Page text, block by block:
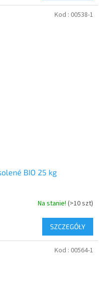
BIO 25 kg
Na stanie! (>10 szt)
SZCZEGÓŁY
Kod : 00538-1
Kod : 00564-1